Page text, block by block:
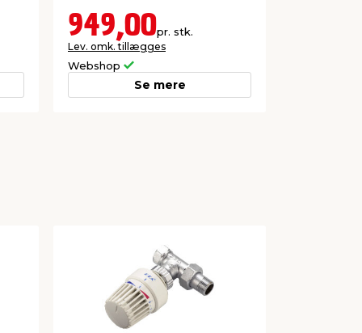
949,00pr. stk.
Lev. omk. tillægges
Webshop
Se mere